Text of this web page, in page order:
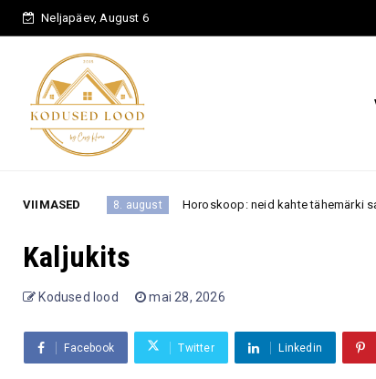
Neljapäev, August 6
VIIMASED
8. august Horoskoop: neid kahte tähemärki saadab 8.–9.
Kaljukits
Kodused lood mai 28, 2026
Facebook Twitter Linkedin